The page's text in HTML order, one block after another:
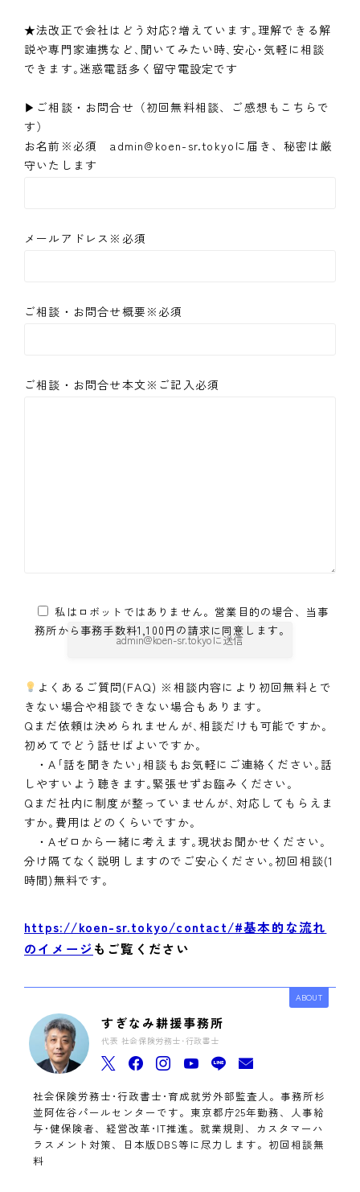
★法改正で会社はどう対応?増えています｡理解できる解
説や専門家連携など､聞いてみたい時､安心･気軽に相談
できます｡迷惑電話多く留守電設定です
▶ご相談・お問合せ（初回無料相談、ご感想もこちらで
す）
お名前※必須 admin@koen-sr.tokyoに届き、秘密は厳
守いたします
メールアドレス※必須
ご相談・お問合せ概要※必須
ご相談・お問合せ本文※ご記入必須
私はロボットではありません。営業目的の場合、当事
務所から事務手数料1,100円の請求に同意します。
よくあるご質問(FAQ) ※相談内容により初回無料とで
きない場合や相談できない場合もあります｡
Qまだ依頼は決められませんが､相談だけも可能ですか｡
初めてでどう話せばよいですか｡
・A｢話を聞きたい｣相談もお気軽にご連絡ください｡話
しやすいよう聴きます｡緊張せずお臨みください｡
Qまだ社内に制度が整っていませんが､対応してもらえま
すか｡費用はどのくらいですか｡
・Aゼロから一緒に考えます｡現状お聞かせください｡
分け隔てなく説明しますのでご安心ください｡初回相談(1
時間)無料です｡
https://koen-sr.tokyo/contact/#基本的な流れ
のイメージ もご覧ください
ABOUT
すぎなみ耕援事務所
代表 社会保険労務士･行政書士
社会保険労務士･行政書士･育成就労外部監査人。事務所杉
並阿佐谷パールセンターです。東京都庁25年勤務、人事給
与･健保険者、経営改革･IT推進。就業規則、カスタマーハ
ラスメント対策、日本版DBS等に尽力します。初回相談無
料